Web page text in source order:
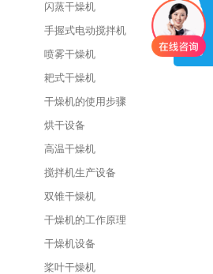
闪蒸干燥机
手握式电动搅拌机
喷雾干燥机
耙式干燥机
干燥机的使用步骤
烘干设备
高温干燥机
搅拌机生产设备
双锥干燥机
干燥机的工作原理
干燥机设备
桨叶干燥机